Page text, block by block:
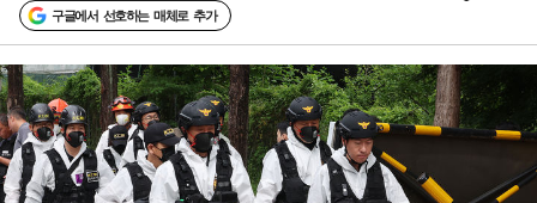
구글에서 선호하는 매체로 추가